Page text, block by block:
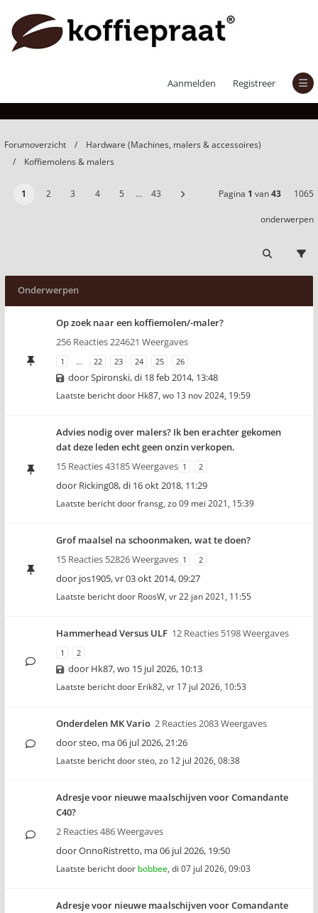
Aanmelden Registreer
Koffiemolens & malers
Forumoverzicht
Hardware (Machines, malers & accessoires)
Koffiemolens & malers
1 2 3 4 5 … 43 Pagina 1 van43 1065
onderwerpen
Onderwerpen
Op zoek naar een koffiemolen/-maler?
256 Reacties 224621 Weergaves
1 … 22 23 24 25 26
doorSpironski,di 18 feb 2014, 13:48
Laatste bericht door Hk87, wo 13 nov 2024, 19:59
Advies nodig over malers? Ik ben erachter gekomen
dat deze leden echt geen onzin verkopen.
15 Reacties 43185 Weergaves 1 2
door Ricking08,di 16 okt 2018, 11:29
Laatste bericht doorfransg, zo 09 mei 2021, 15:39
Grof maalsel na schoonmaken, wat te doen?
15 Reacties 52826 Weergaves 1 2
door jos1905,vr 03 okt 2014, 09:27
Laatste bericht door RoosW, vr 22 jan 2021, 11:55
Hammerhead Versus ULF 12 Reacties 5198 Weergaves
1 2
door Hk87,wo 15 jul 2026, 10:13
Laatste bericht door Erik82, vr 17 jul 2026, 10:53
Onderdelen MK Vario 2 Reacties 2083 Weergaves
doorsteo, ma 06 jul 2026, 21:26
Laatste bericht doorsteo, zo 12 jul 2026, 08:38
Adresje voor nieuwe maalschijven voor Comandante
C40?
2 Reacties 486 Weergaves
doorOnnoRistretto, ma 06 jul 2026, 19:50
Laatste bericht door bobbee, di 07 jul 2026, 09:03
Adresje voor nieuwe maalschijven voor Comandante